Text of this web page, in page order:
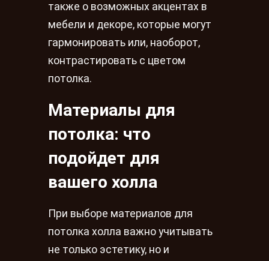
также о возможных акцентах в
мебели и декоре, которые могут
гармонировать или, наоборот,
контрастировать с цветом
потолка.
Материалы для
потолка: что
подойдет для
вашего холла
При выборе материалов для
потолка холла важно учитывать
не только эстетику, но и